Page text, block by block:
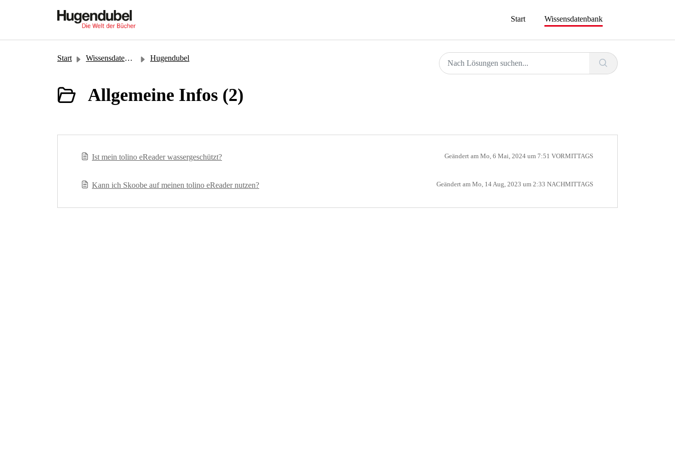
Start
Wissensdatenbank
Start Wissensdatenbank Hugendubel
Allgemeine Infos (2)
Ist mein tolino eReader wassergeschützt? Geändert am Mo, 6 Mai, 2024 um 7:51 VORMITTAGS
Kann ich Skoobe auf meinen tolino eReader nutzen? Geändert am Mo, 14 Aug, 2023 um 2:33 NACHMITTAGS